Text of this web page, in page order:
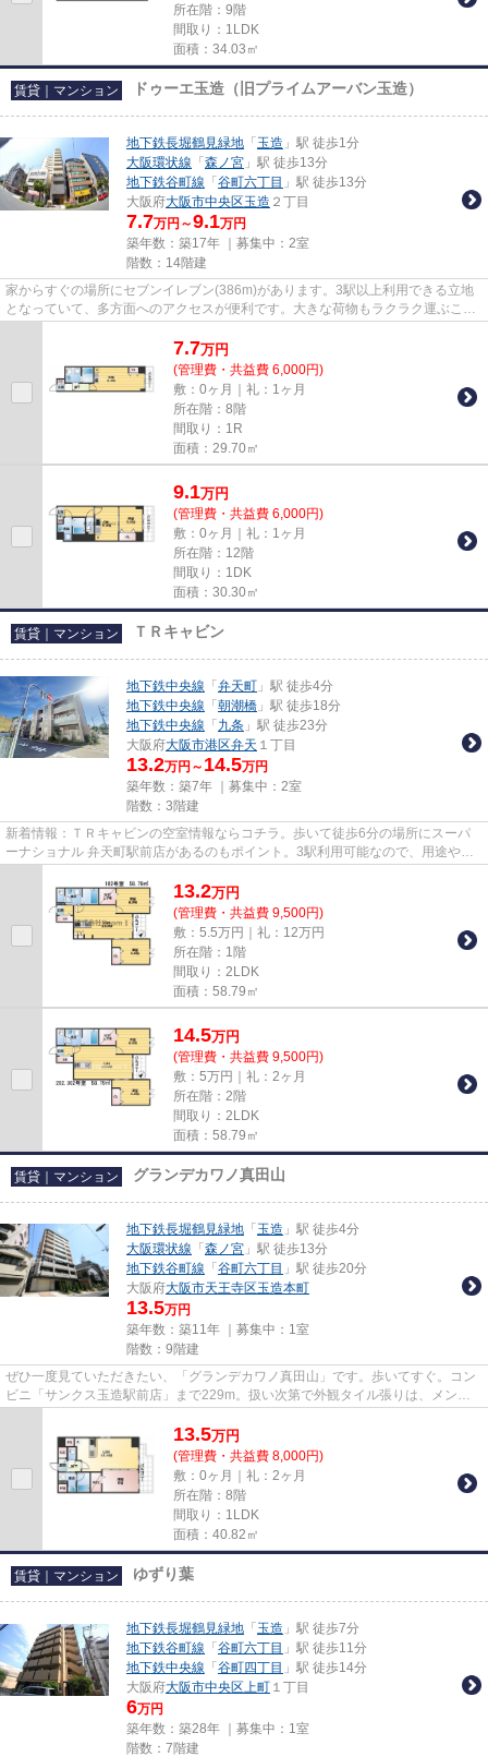
所在階：9階
間取り：1LDK
面積：34.03㎡
賃貸｜マンション ドゥーエ玉造（旧プライムアーバン玉造）
地下鉄長堀鶴見緑地 「 玉造 」駅 徒歩1分
大阪環状線 「 森ノ宮 」駅 徒歩13分
地下鉄谷町線 「 谷町六丁目 」駅 徒歩13分
大阪府大阪市中央区玉造 ２丁目
7.7万円～9.1万円
築年数：築17年 ｜募集中： 2室
階数：14階建
家からすぐの場所にセブンイレブン(386m)があります。3駅以上利用できる立地
となっていて、多方面へのアクセスが便利です。大きな荷物もラクラク運ぶこと
7.7万円
(管理費・共益費 6,000円)
敷：0ヶ月｜礼：1ヶ月
所在階：8階
間取り：1R
面積：29.70㎡
9.1万円
(管理費・共益費 6,000円)
敷：0ヶ月｜礼：1ヶ月
所在階：12階
間取り：1DK
面積：30.30㎡
賃貸｜マンション ＴＲキャビン
地下鉄中央線 「 弁天町 」駅 徒歩4分
地下鉄中央線 「 朝潮橋 」駅 徒歩18分
地下鉄中央線 「 九条 」駅 徒歩23分
大阪府大阪市港区弁天 １丁目
13.2万円～ 14.5万円
築年数：築7年 ｜募集中： 2室
階数：3階建
新着情報：ＴＲキャビンの空室情報ならコチラ。歩いて徒歩6分の場所にスーパ
ーナショナル 弁天町駅前店があるのもポイント。3駅利用可能なので、用途や行
13.2万円
(管理費・共益費 9,500円)
敷：5.5万円｜礼：12万円
所在階：1階
間取り：2LDK
面積：58.79㎡
14.5万円
(管理費・共益費 9,500円)
敷：5万円｜礼：2ヶ月
所在階：2階
間取り：2LDK
面積：58.79㎡
賃貸｜マンション グランデカワノ真田山
地下鉄長堀鶴見緑地 「 玉造 」駅 徒歩4分
大阪環状線 「 森ノ宮 」駅 徒歩13分
地下鉄谷町線 「 谷町六丁目 」駅 徒歩20分
大阪府大阪市天王寺区玉造本町
13.5万円
築年数：築11年 ｜募集中： 1室
階数：9階建
ぜひ一度見ていただきたい、「グランデカワノ真田山」です。歩いてすぐ。コン
ビニ「サンクス玉造駅前店」まで229m。扱い次第で外観タイル張りは、メンテ
13.5万円
(管理費・共益費 8,000円)
敷：0ヶ月｜礼：2ヶ月
所在階：8階
間取り：1LDK
面積：40.82㎡
賃貸｜マンション ゆずり葉
地下鉄長堀鶴見緑地 「 玉造 」駅 徒歩7分
地下鉄谷町線 「 谷町六丁目 」駅 徒歩11分
地下鉄中央線 「 谷町四丁目 」駅 徒歩14分
大阪府大阪市中央区上町 １丁目
6万円
築年数：築28年 ｜募集中： 1室
階数：7階建